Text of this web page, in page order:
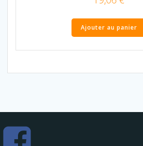
Ajouter au panier